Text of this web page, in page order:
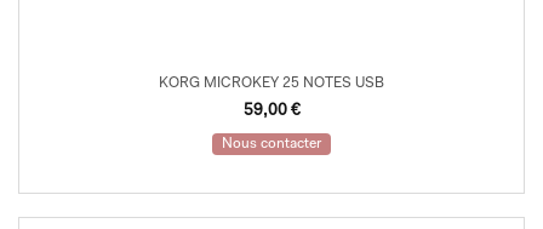
KORG MICROKEY 25 NOTES USB
59,00 €
Nous contacter